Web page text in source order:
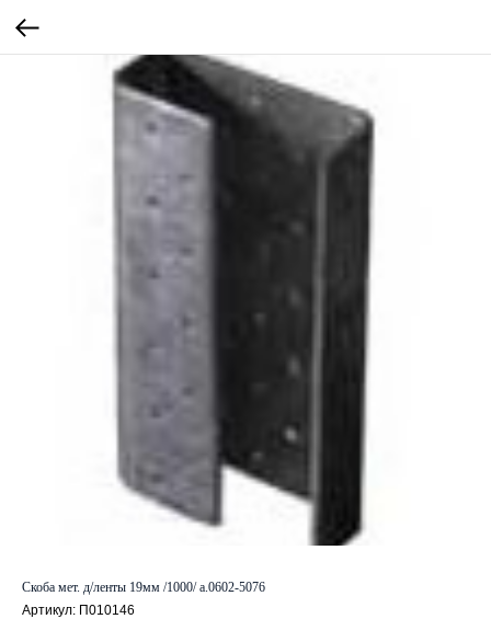
Скоба мет. д/ленты 19мм /1000/ а.0602-5076
Артикул: П010146